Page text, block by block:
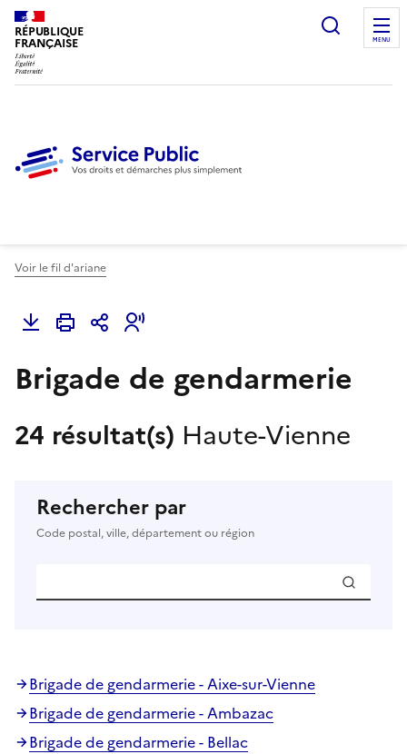
RÉPUBLIQUE
FRANÇAISE
Ouvrir
MENU
Voir le fil d'ariane
Brigade de gendarmerie
24 résultat(s) Haute-Vienne
Rechercher par
Code postal, ville, département ou région
Brigade de gendarmerie - Aixe-sur-Vienne
Brigade de gendarmerie - Ambazac
Brigade de gendarmerie - Bellac